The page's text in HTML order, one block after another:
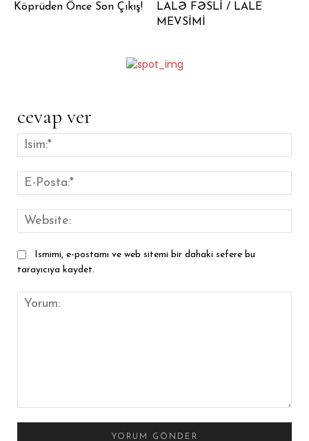
Köprüden Önce Son Çıkış!
LALƏ FƏSLİ / LALE
MEVSİMİ
cevap ver
Ismimi, e-postamı ve web sitemi bir dahaki sefere bu
tarayıcıya kaydet.